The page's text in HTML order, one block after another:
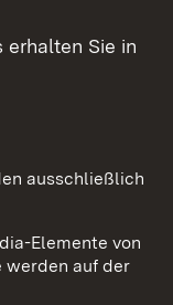
erhalten Sie in
ausschließlich
Elemente von
werden auf der